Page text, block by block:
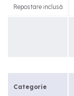
Repostare inclusă
Categorie